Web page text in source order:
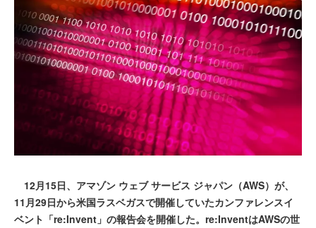
12月15日、アマゾン ウェブ サービス ジャパン（AWS）が、
11月29日から米国ラスベガスで開催していたカンファレンスイ
ベント「re:Invent」の報告会を開催した。re:InventはAWSの世